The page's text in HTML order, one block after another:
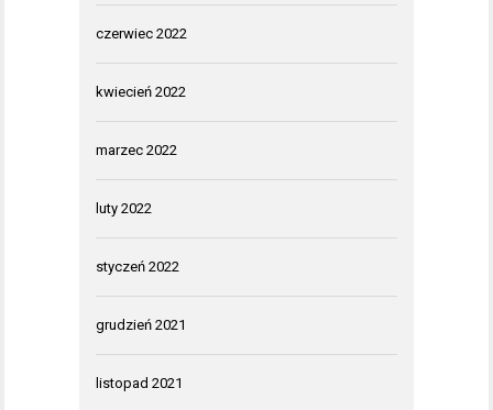
czerwiec 2022
kwiecień 2022
marzec 2022
luty 2022
styczeń 2022
grudzień 2021
listopad 2021